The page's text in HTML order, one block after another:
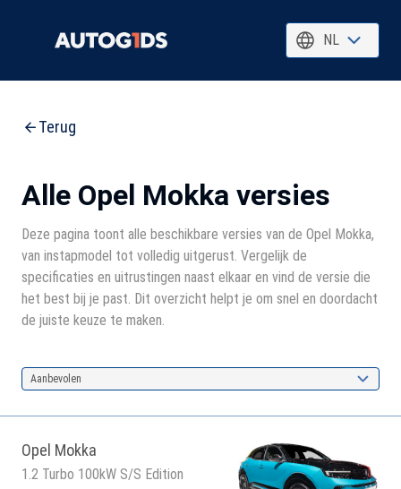
NL
Terug
Alle Opel Mokka versies
Deze pagina toont alle beschikbare versies van de Opel Mokka,
van instapmodel tot volledig uitgerust. Vergelijk de
specificaties en uitrustingen naast elkaar en vind de versie die
het best bij je past. Dit overzicht helpt je om snel en doordacht
de juiste keuze te maken.
Aanbevolen
Opel Mokka
1.2 Turbo 100kW S/S Edition